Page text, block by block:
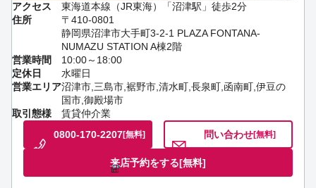
アクセス
東海道本線（JR東海）「沼津駅」徒歩2分
住所
〒410-0801
静岡県沼津市大手町3-2-1 PLAZA FONTANA-
NUMAZU STATION A棟2階
営業時間
10:00～18:00
定休日
水曜日
営業エリア沼津市,三島市,裾野市,清水町,長泉町,函南町,伊豆の
国市,御殿場市
取引態様
賃貸仲介業
0800-170-2207[無料] 問い合わせ[無料]
来店予約をする[無料]